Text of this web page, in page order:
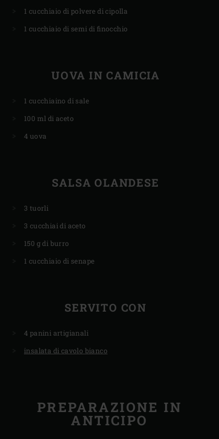
1 cucchiaio di polvere di cipolla
1 cucchiaio di semi di finocchio
UOVA IN CAMICIA
1 cucchiaino di sale
100 ml di aceto
4 uova
SALSA OLANDESE
3 tuorli
3 cucchiai di aceto
150 g di burro
1 cucchiaio di senape
SERVITO CON
4 panini artigianali
insalata di cavolo bianco
PREPARAZIONE IN
ANTICIPO